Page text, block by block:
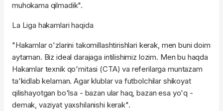
muhokama qilmadik".
La Liga hakamlari haqida
"Hakamlar o'zlarini takomillashtirishlari kerak, men buni doim
aytaman. Biz ideal darajaga intilishimiz lozim. Men bu haqda
Hakamlar texnik qo'mitasi (CTA) va referilarga muntazam
ta'kidlab kelaman. Agar klublar va futbolchilar shikoyat
qilishayotgan bo'lsa - bazan ular haq, bazan esa yo'q -
demak, vaziyat yaxshilanishi kerak".